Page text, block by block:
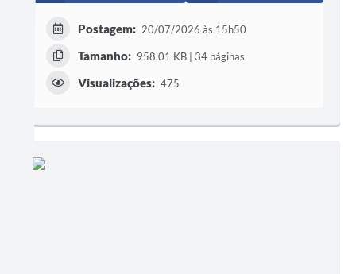
Postagem: 20/07/2026 às 15h50
Tamanho: 958,01 KB | 34 páginas
Visualizações: 475